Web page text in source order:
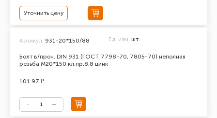
Уточнить цену
Болт в/проч. DIN 931 (ГОСТ 7798-70, 7805-70) неполная
резьба М20*150 кл.пр.8.8 цинк
Артикул: 931-20*150/88 Ед. изм. шт.
101.97 ₽